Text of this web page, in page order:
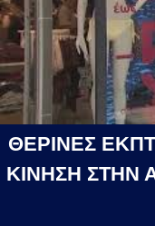
ΘΕΡΙΝΕΣ
ΚΙΝΗΣΗ ΣΤΗΝ